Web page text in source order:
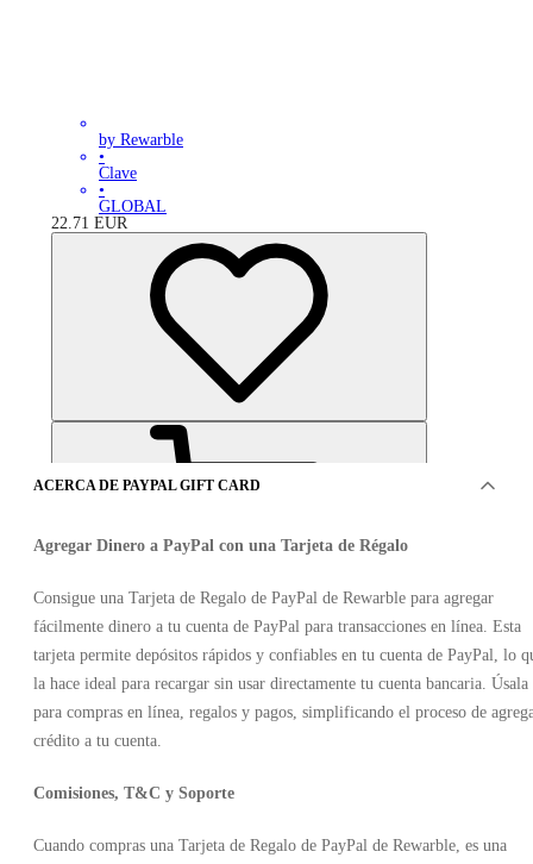
by Rewarble
•
Clave
•
GLOBAL
22.71 EUR
OFERTAS DE 20VENDEDORES
PayPal Gift Card 5 USD
ACERCA DE PAYPAL GIFT CARD
Agregar Dinero a PayPal con una Tarjeta de Régalo
Consigue una Tarjeta de Regalo de PayPal de Rewarble para agregar
fácilmente dinero a tu cuenta de PayPal para transacciones en línea. Esta
tarjeta permite depósitos rápidos y confiables en tu cuenta de PayPal, lo
la hace ideal para recargar sin usar directamente tu cuenta bancaria. Úsala
para compras en línea, regalos y pagos, simplificando el proceso de
crédito a tu cuenta.
Comisiones, T&C y Soporte
Cuando compras una Tarjeta de Regalo de PayPal de Rewarble, es una